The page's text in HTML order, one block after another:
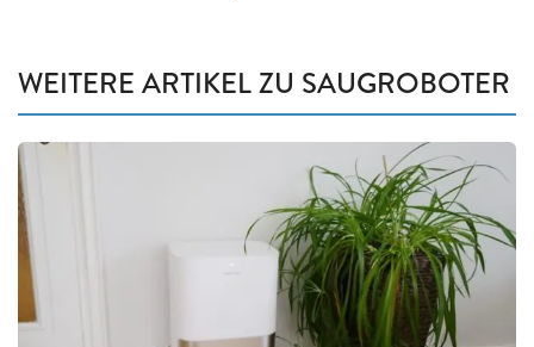
WEITERE ARTIKEL ZU SAUGROBOTER